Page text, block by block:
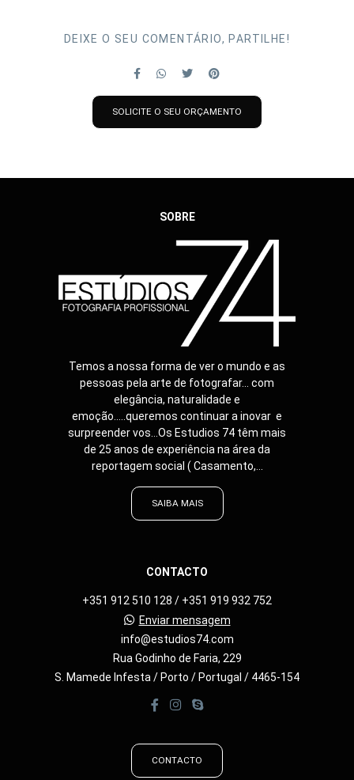
DEIXE O SEU COMENTÁRIO, PARTILHE!
SOLICITE O SEU ORÇAMENTO
SOBRE
Temos a nossa forma de ver o mundo e as
pessoas pela arte de fotografar... com
elegância, naturalidade e
emoção.....queremos continuar a inovar e
surpreender vos...Os Estudios 74 têm mais
de 25 anos de experiência na área da
reportagem social ( Casamento,...
SAIBA MAIS
CONTACTO
+351 912 510 128 / +351 919 932 752
Enviar mensagem
info@estudios74.com
Rua Godinho de Faria, 229
S. Mamede Infesta / Porto / Portugal / 4465-154
CONTACTO